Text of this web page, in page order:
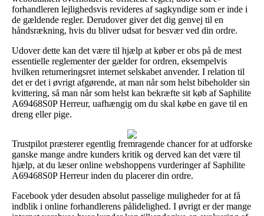
forhandleren lejlighedsvis revideres af sagkyndige som er inde i
de gældende regler. Derudover giver det dig genvej til en
håndsrækning, hvis du bliver udsat for besvær ved din ordre.
Udover dette kan det være til hjælp at køber er obs på de mest
essentielle reglementer der gælder for ordren, eksempelvis
hvilken returneringsret internet selskabet anvender. I relation til
det er det i øvrigt afgørende, at man når som helst bibeholder sin
kvittering, så man når som helst kan bekræfte sit køb af Saphilite
A69468S0P Herreur, uafhængig om du skal købe en gave til en
dreng eller pige.
Trustpilot præsterer egentlig fremragende chancer for at udforske
ganske mange andre kunders kritik og derved kan det være til
hjælp, at du læser online webshoppens vurderinger af Saphilite
A69468S0P Herreur inden du placerer din ordre.
Facebook yder desuden absolut passelige muligheder for at få
indblik i online forhandlerens pålidelighed. I øvrigt er der mange